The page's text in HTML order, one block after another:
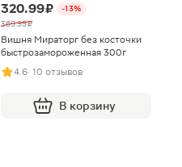
320.99 ₽
-13%
369.99 ₽
Вишня Мираторг без косточки
быстрозамороженная 300г
4.6· 10 отзывов
В корзину